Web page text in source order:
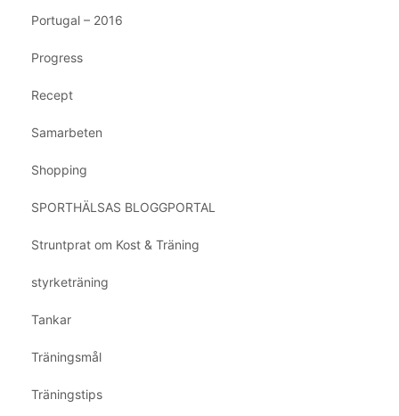
Portugal – 2016
Progress
Recept
Samarbeten
Shopping
SPORTHÄLSAS BLOGGPORTAL
Struntprat om Kost & Träning
styrketräning
Tankar
Träningsmål
Träningstips